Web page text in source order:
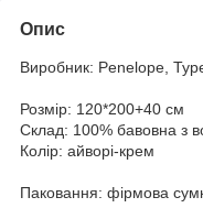
Опис
Виробник: Penelope,
Розмір: 120*200+40 см
Склад: 100% бавовна з
Колір: айворі-крем
Паковання: фірмова